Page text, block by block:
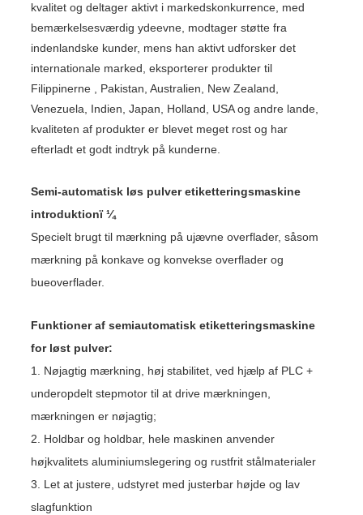
kvalitet og deltager aktivt i markedskonkurrence, med
bemærkelsesværdig ydeevne, modtager støtte fra
indenlandske kunder, mens han aktivt udforsker det
internationale marked, eksporterer produkter til
Filippinerne , Pakistan, Australien, New Zealand,
Venezuela, Indien, Japan, Holland, USA og andre lande,
kvaliteten af ​​produkter er blevet meget rost og har
efterladt et godt indtryk på kunderne.
Semi-automatisk løs pulver etiketteringsmaskine
introduktionï ¼
Specielt brugt til mærkning på ujævne overflader, såsom
mærkning på konkave og konvekse overflader og
bueoverflader.
Funktioner af semiautomatisk etiketteringsmaskine
for løst pulver:
1. Nøjagtig mærkning, høj stabilitet, ved hjælp af PLC +
underopdelt stepmotor til at drive mærkningen,
mærkningen er nøjagtig;
2. Holdbar og holdbar, hele maskinen anvender
højkvalitets aluminiumslegering og rustfrit stålmaterialer
3. Let at justere, udstyret med justerbar højde og lav
slagfunktion